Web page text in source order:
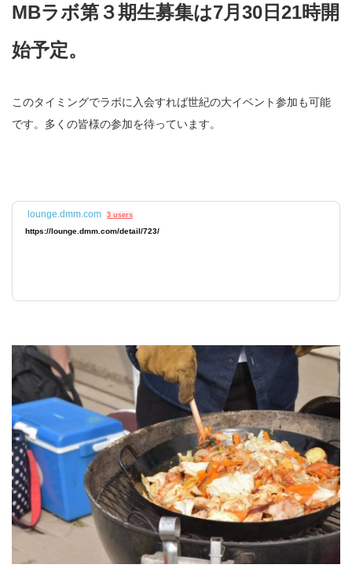
MBラボ第３期生募集は7月30日21時開
始予定。
このタイミングでラボに入会すれば世紀の大イベント参加も可能
です。多くの皆様の参加を待っています。
lounge.dmm.com 3 users
https://lounge.dmm.com/detail/723/